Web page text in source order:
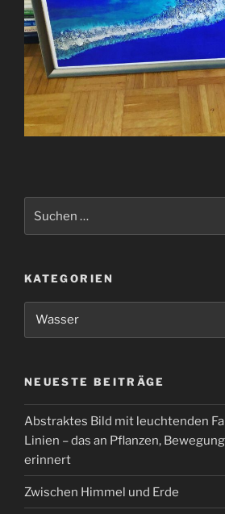
nach:
KATEGORIEN
NEUESTE BEITRÄGE
Abstraktes Bild mit leuchtenden
Linien – das an Pflanzen,
erinnert
Zwischen Himmel und Erde